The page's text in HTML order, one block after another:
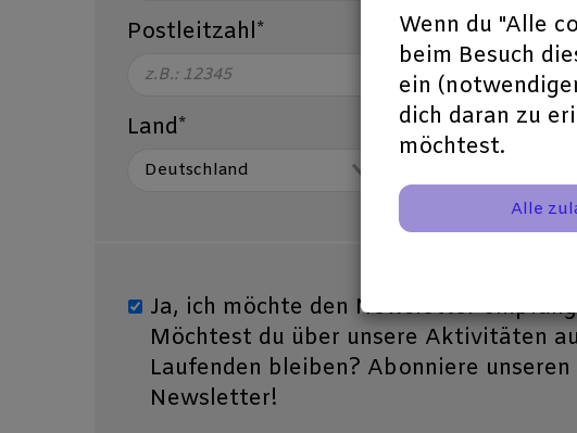
Postleitzahl* Ort*
Land*
Ja, ich möchte den Newsletter
Möchtest du über unsere Aktivitäten
Laufenden bleiben? Abonniere unseren
Newsletter!
Wenn du "Alle
beim Besuch
ein
dich daran zu
möchtest.
Alle